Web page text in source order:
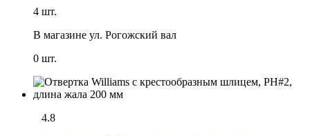
4 шт.
В магазине ул. Рогожский вал
0 шт.
4.8